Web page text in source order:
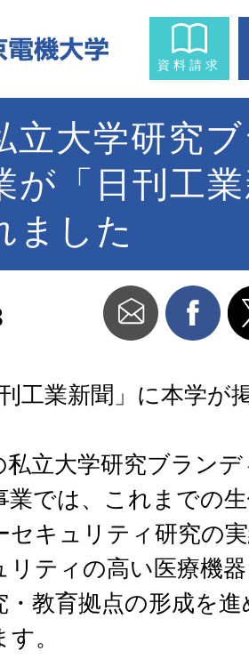
資料請求
立大学研究
が「日刊工
ました
工業新聞」に本学が
私立大学研究ブラン
業では、これまでの
セキュリティ研究の
リティの高い医療機
・教育拠点の形成を
。